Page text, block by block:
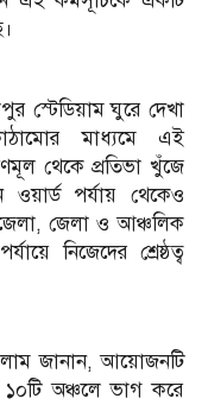
স্টেডিয়াম ঘুরে দেখা
মাধ্যমে এই
থেকে প্রতিভা খুঁজে
পর্যায় থেকেও
জেলা ও আঞ্চলিক
নিজেদের শ্রেষ্ঠত্ব
জানান, আয়োজনটি
অঞ্চলে ভাগ করে